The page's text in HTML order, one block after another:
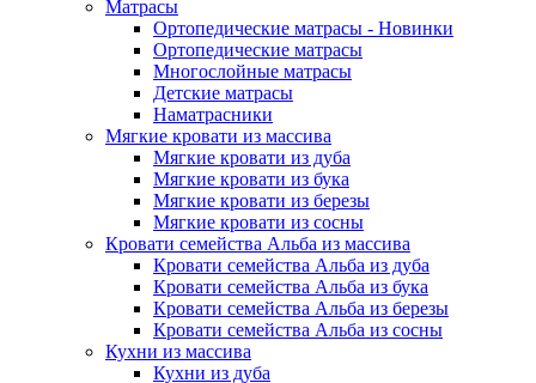
Матрасы
Ортопедические матрасы - Новинки
Ортопедические матрасы
Многослойные матрасы
Детские матрасы
Наматрасники
Мягкие кровати из массива
Мягкие кровати из дуба
Мягкие кровати из бука
Мягкие кровати из березы
Мягкие кровати из сосны
Кровати семейства Альба из массива
Кровати семейства Альба из дуба
Кровати семейства Альба из бука
Кровати семейства Альба из березы
Кровати семейства Альба из сосны
Кухни из массива
Кухни из дуба